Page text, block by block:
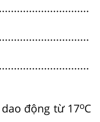
động từ 17oC